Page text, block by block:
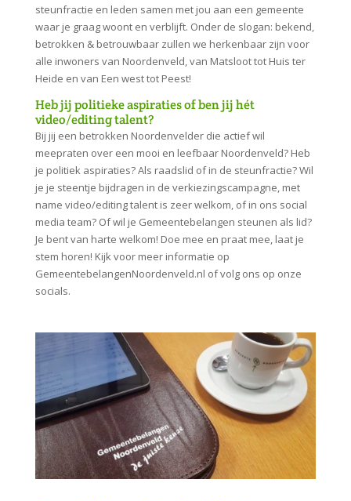
steunfractie en leden samen met jou aan een gemeente
waar je graag woont en verblijft. Onder de slogan: bekend,
betrokken & betrouwbaar zullen we herkenbaar zijn voor
alle inwoners van Noordenveld, van Matsloot tot Huis ter
Heide en van Een west tot Peest!
Heb jij politieke aspiraties of ben jij hét
video/editing talent?
Bij jij een betrokken Noordenvelder die actief wil
meepraten over een mooi en leefbaar Noordenveld? Heb
je politiek aspiraties? Als raadslid of in de steunfractie? Wil
je je steentje bijdragen in de verkiezingscampagne, met
name video/editing talent is zeer welkom, of in ons social
media team? Of wil je Gemeentebelangen steunen als lid?
Je bent van harte welkom! Doe mee en praat mee, laat je
stem horen! Kijk voor meer informatie op
GemeentebelangenNoordenveld.nl of volg ons op onze
socials.